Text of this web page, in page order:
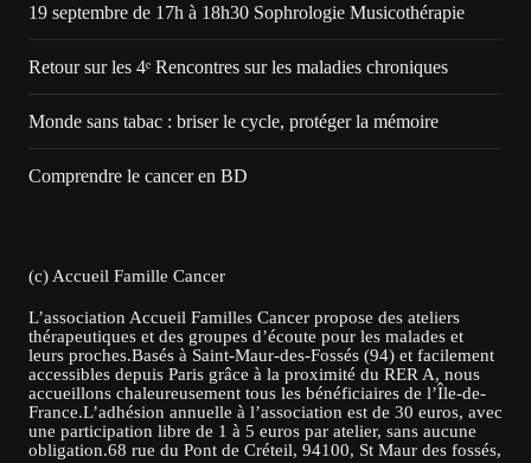
19 septembre de 17h à 18h30 Sophrologie Musicothérapie
Retour sur les 4ᵉ Rencontres sur les maladies chroniques
Monde sans tabac : briser le cycle, protéger la mémoire
Comprendre le cancer en BD
(c) Accueil Famille Cancer
L’association Accueil Familles Cancer propose des ateliers
thérapeutiques et des groupes d’écoute pour les malades et
leurs proches.Basés à Saint-Maur-des-Fossés (94) et facilement
accessibles depuis Paris grâce à la proximité du RER A, nous
accueillons chaleureusement tous les bénéficiaires de l’Île-de-
France.L’adhésion annuelle à l’association est de 30 euros, avec
une participation libre de 1 à 5 euros par atelier, sans aucune
obligation.68 rue du Pont de Créteil, 94100, St Maur des fossés,